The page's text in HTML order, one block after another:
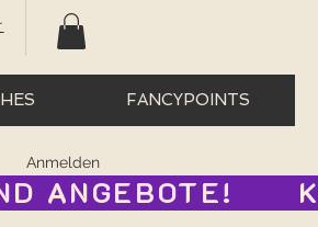
FANCYPOINTS
Anmelden
ANGEBOTE!